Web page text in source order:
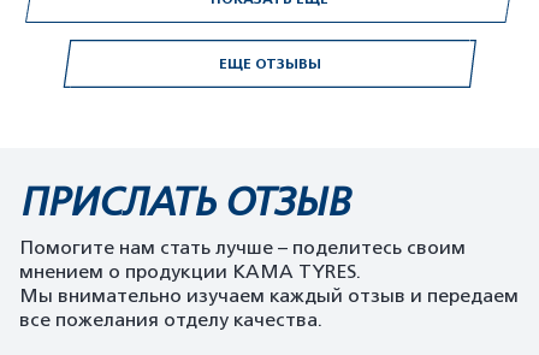
ЕЩЕ ОТЗЫВЫ
ПРИСЛАТЬ ОТЗЫВ
Помогите нам стать лучше – поделитесь своим
мнением о продукции KAMA TYRES.
Мы внимательно изучаем каждый отзыв и передаем
все пожелания отделу качества.